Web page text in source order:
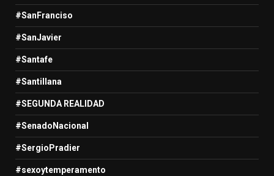
#SanFranciso
#SanJavier
#Santafe
#Santillana
#SEGUNDA REALIDAD
#SenadoNacional
#SergioPradier
#sexoytemperamento